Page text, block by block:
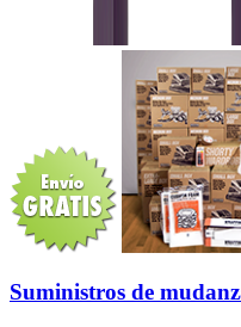
Suministros de